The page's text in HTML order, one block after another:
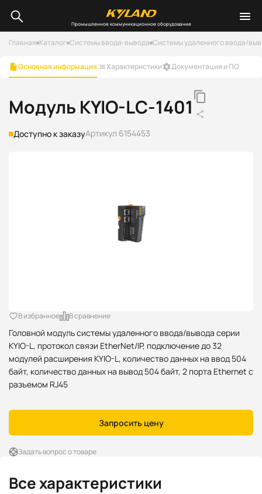
Промышленное коммуникационное оборудование
Главная Каталог Системы ввода-вывода Системы удаленного ввода/
Основная информация Характеристики Документация и ПО
Модуль KYIO-LC-1401
Доступно к заказуАртикул 6154453
Головной модуль системы удаленного ввода/вывода серии
KYIO-L, протокол связи EtherNet/IP, подключение до 32
модулей расширения KYIO-L, количество данных на ввод 504
байт, количество данных на вывод 504 байт, 2 порта Ethernet с
разъемом RJ45
В избранное В сравнение
Запросить цену
Задать вопрос о товаре
Все характеристики